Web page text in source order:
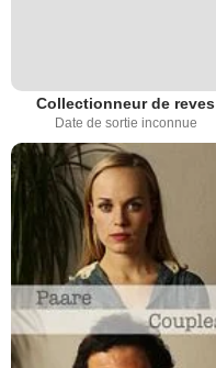
Collectionneur de reves
Date de sortie inconnue